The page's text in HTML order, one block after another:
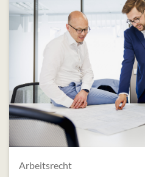
Arbeitsrecht